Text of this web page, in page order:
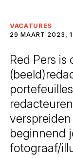
VACATURES
29 MAART 2023,
Red Pers is
beginnend
fotograaf/